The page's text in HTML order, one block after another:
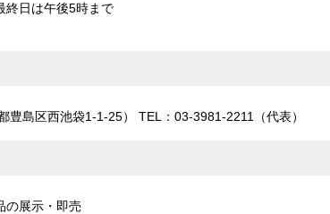
日は午後5時まで
都豊島区西池袋1-1-25） TEL：03-3981-2211（代表）
の展示・即売